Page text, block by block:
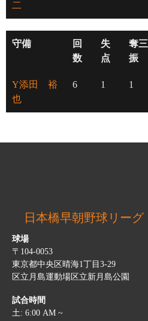
二
守備
回
数
失
点
奪三
振
Y添田 裕
也
6 1 1
日本橋早朝野球リーグ
球場
〒104-0053
東京都中央区晴海1丁目3-29
区立月島運動場区立新月島公園
試合時間
土: 6:00 AM ~